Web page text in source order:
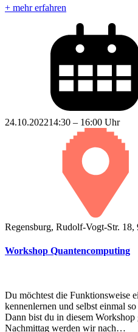
+ mehr erfahren
24.10.202214:30 – 16:00 Uhr
Regensburg, Rudolf-Vogt-Str. 18,
Workshop Quantencomputing
Du möchtest die Funktionsweise
kennenlernen und selbst einmal
Dann bist du in diesem
Nachmittag werden wir nach…